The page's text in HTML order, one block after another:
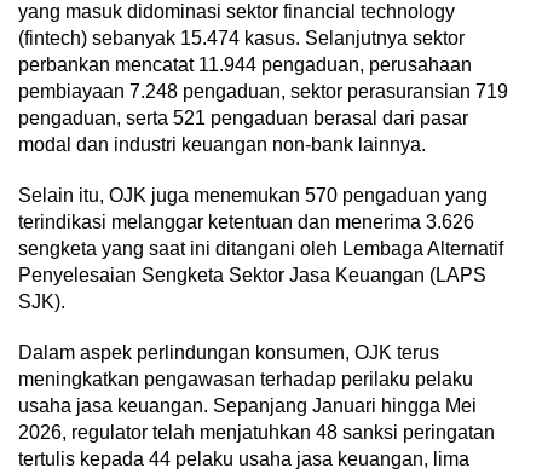
yang masuk didominasi sektor financial technology
(fintech) sebanyak 15.474 kasus. Selanjutnya sektor
perbankan mencatat 11.944 pengaduan, perusahaan
pembiayaan 7.248 pengaduan, sektor perasuransian 719
pengaduan, serta 521 pengaduan berasal dari pasar
modal dan industri keuangan non-bank lainnya.
Selain itu, OJK juga menemukan 570 pengaduan yang
terindikasi melanggar ketentuan dan menerima 3.626
sengketa yang saat ini ditangani oleh Lembaga Alternatif
Penyelesaian Sengketa Sektor Jasa Keuangan (LAPS
SJK).
Dalam aspek perlindungan konsumen, OJK terus
meningkatkan pengawasan terhadap perilaku pelaku
usaha jasa keuangan. Sepanjang Januari hingga Mei
2026, regulator telah menjatuhkan 48 sanksi peringatan
tertulis kepada 44 pelaku usaha jasa keuangan, lima